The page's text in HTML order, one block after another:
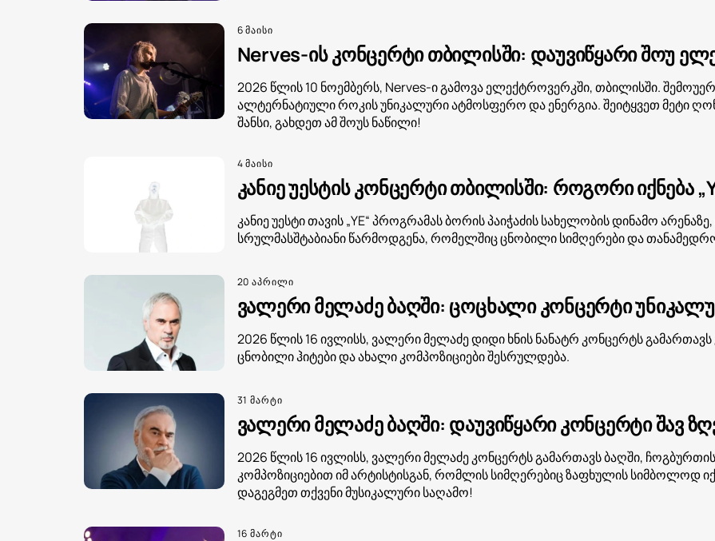
6 მაისი
Nerves-ის კონცერტი თბილისში: დაუვიწყარი შოუ
2026 წლის 10 ნოემბერს, Nerves-ი გამოვა ელექტროვერკში, თბილისში.
ალტერნატიული როკის უნიკალური ატმოსფერო და ენერგია. შეიტყვეთ მეტი
შანსი, გახდეთ ამ შოუს ნაწილი!
4 მაისი
კანიე უესტის კონცერტი თბილისში: როგორი იქნება
კანიე უესტი თავის „YE“ პროგრამას ბორის პაიჭაძის სახელობის დინამო
სრულმასშტაბიანი წარმოდგენა, რომელშიც ცნობილი სიმღერები და
20 აპრილი
ვალერი მელაძე ბაღში: ცოცხალი კონცერტი
2026 წლის 16 ივლისს, ვალერი მელაძე დიდი ხნის ნანატრ კონცერტს გამართავს
ცნობილი ჰიტები და ახალი კომპოზიციები შესრულდება.
31 მარტი
ვალერი მელაძე ბაღში: დაუვიწყარი კონცერტი შავ
2026 წლის 16 ივლისს, ვალერი მელაძე კონცერტს გამართავს ბაღში,
კომპოზიციებით იმ არტისტისგან, რომლის სიმღერებიც ზაფხულის სიმბოლოდ
დაგეგმეთ თქვენი მუსიკალური საღამო!
16 მარტი